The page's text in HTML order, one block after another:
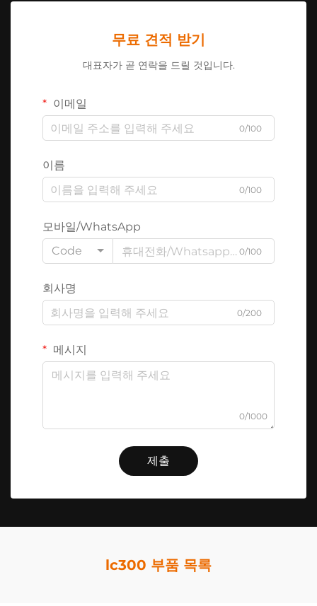
무료 견적 받기
대표자가 곧 연락을 드릴 것입니다.
이메일
0/100
이름
0/100
모바일/WhatsApp
Code
0/100
회사명
0/200
메시지
0/1000
제출
lc300 부품 목록